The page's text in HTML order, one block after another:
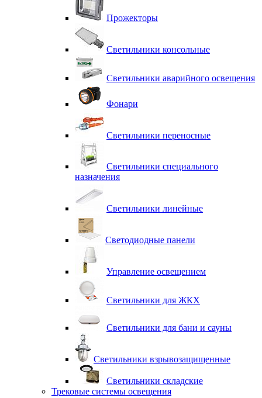
Прожекторы
Светильники консольные
Светильники аварийного освещения
Фонари
Светильники переносные
Светильники специального
назначения
Светильники линейные
Светодиодные панели
Управление освещением
Светильники для ЖКХ
Светильники для бани и сауны
Светильники взрывозащищенные
Светильники складские
Трековые системы освещения